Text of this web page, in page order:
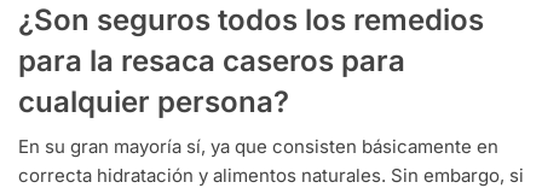
¿Son seguros todos los remedios
para la resaca caseros para
cualquier persona?
En su gran mayoría sí, ya que consisten básicamente en
correcta hidratación y alimentos naturales. Sin embargo, si